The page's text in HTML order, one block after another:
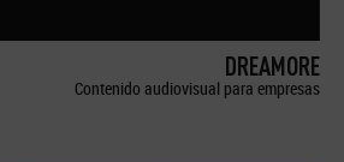
DREAMORE
Contenido audiovisual para empresas